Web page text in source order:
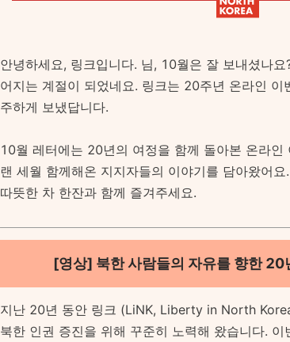
안녕하세요, 링크입니다. 님, 10월은 잘 보내셨나
어지는 계절이 되었네요. 링크는 20주년 온라인 이
주하게 보냈답니다.
10월 레터에는 20년의 여정을 함께 돌아본 온라
랜 세월 함께해온 지지자들의 이야기를 담아왔어
따뜻한 차 한잔과 함께 즐겨주세요.
[영상] 북한 사람들의 자유를 향한 20
지난 20년 동안 링크 (LiNK, Liberty in North
북한 인권 증진을 위해 꾸준히 노력해 왔습니다.